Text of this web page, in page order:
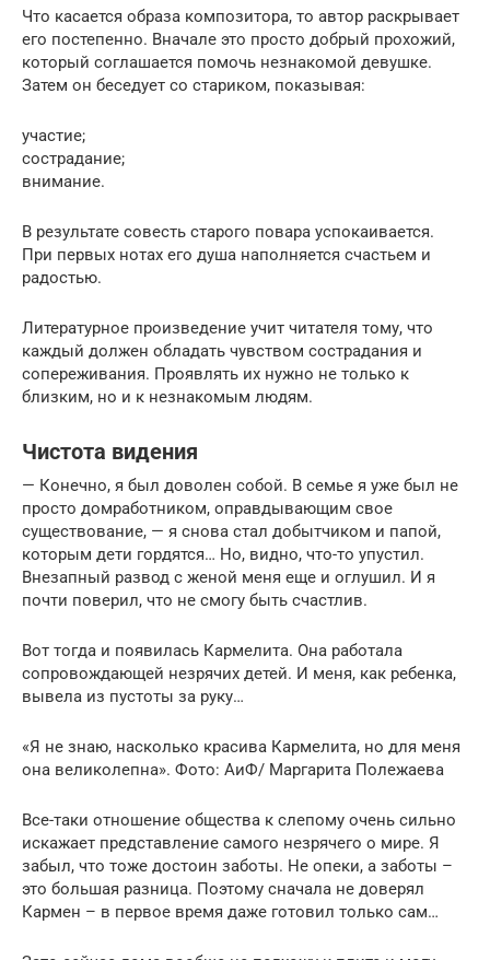
Что касается образа композитора, то автор раскрывает
его постепенно. Вначале это просто добрый прохожий,
который соглашается помочь незнакомой девушке.
Затем он беседует со стариком, показывая:
участие;
сострадание;
внимание.
В результате совесть старого повара успокаивается.
При первых нотах его душа наполняется счастьем и
радостью.
Литературное произведение учит читателя тому, что
каждый должен обладать чувством сострадания и
сопереживания. Проявлять их нужно не только к
близким, но и к незнакомым людям.
Чистота видения
— Конечно, я был доволен собой. В семье я уже был не
просто домработником, оправдывающим свое
существование, — я снова стал добытчиком и папой,
которым дети гордятся… Но, видно, что-то упустил.
Внезапный развод с женой меня еще и оглушил. И я
почти поверил, что не смогу быть счастлив.
Вот тогда и появилась Кармелита. Она работала
сопровождающей незрячих детей. И меня, как ребенка,
вывела из пустоты за руку…
«Я не знаю, насколько красива Кармелита, но для меня
она великолепна». Фото: АиФ/ Маргарита Полежаева
Все-таки отношение общества к слепому очень сильно
искажает представление самого незрячего о мире. Я
забыл, что тоже достоин заботы. Не опеки, а заботы –
это большая разница. Поэтому сначала не доверял
Кармен – в первое время даже готовил только сам…